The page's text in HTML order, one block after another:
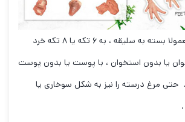
را معمولا بسته به سلیقه ، به ۶ تکه یا ۸ تکه خرد
یا بدون استخوان ، با پوست یا بدون پوست
. حتی مرغ درسته را نیز به شکل سوخاری یا